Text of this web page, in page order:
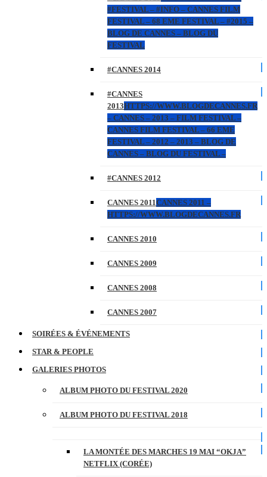
#FESTIVAL – #INFO – CANNES FILM
FESTIVAL – 68 EME FESTIVAL – #2015 –
BLOG DE CANNES – BLOG DU
FESTIVAL
#CANNES 2014
#CANNES
2013HTTPS://WWW.BLOGDECANNES.FR
– CANNES – 2013 – FILM FESTIVAL –
CANNES FILM FESTIVAL – 66 EME
FESTIVAL – 2012 – 2013 – BLOG DE
CANNES – BLOG DU FESTIVAL –
#CANNES 2012
CANNES 2011CANNES 2011 –
HTTPS://WWW.BLOGDECANNES.FR
CANNES 2010
CANNES 2009
CANNES 2008
CANNES 2007
SOIRÉES & ÉVÉNEMENTS
STAR & PEOPLE
GALERIES PHOTOS
ALBUM PHOTO DU FESTIVAL 2020
ALBUM PHOTO DU FESTIVAL 2018
LA MONTÉE DES MARCHES 19 MAI “OKJA”
NETFLIX (CORÉE)